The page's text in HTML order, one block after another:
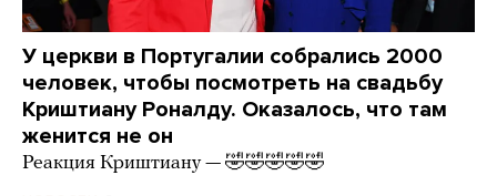
У церкви в Португалии собрались 2000
человек, чтобы посмотреть на свадьбу
Криштиану Роналду. Оказалось, что там
женится не он
Реакция Криштиану — 🤣🤣🤣🤣🤣